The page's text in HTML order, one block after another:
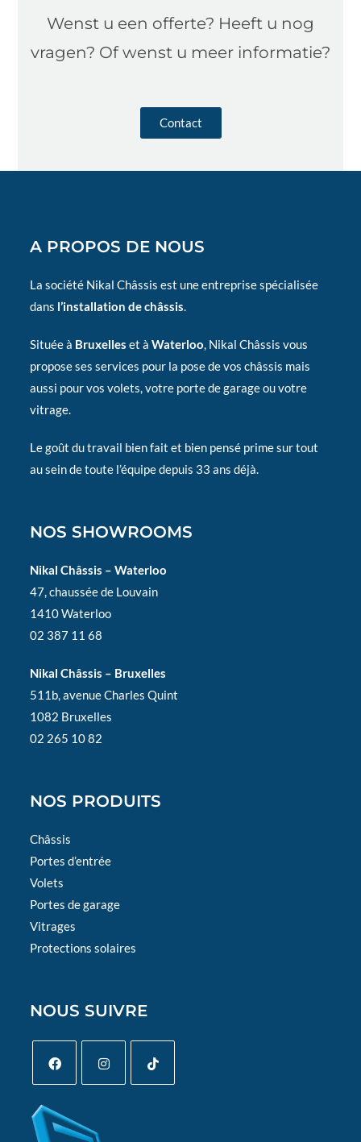
Wenst u een offerte? Heeft u nog
vragen? Of wenst u meer informatie?
Contact
A PROPOS DE NOUS
La société Nikal Châssis est une entreprise spécialisée
dans l’installation de châssis.
Située à Bruxelles et àWaterloo, Nikal Châssis vous
propose ses services pour la pose de vos châssis mais
aussi pour vos volets, votre porte de garage ou votre
vitrage.
Le goût du travail bien fait et bien pensé prime sur tout
au sein de toute l’équipe depuis 33 ans déjà.
NOS SHOWROOMS
Nikal Châssis – Waterloo
47, chaussée de Louvain
1410 Waterloo
02 387 11 68
Nikal Châssis – Bruxelles
511b, avenue Charles Quint
1082 Bruxelles
02 265 10 82
NOS PRODUITS
Châssis
Portes d’entrée
Volets
Portes de garage
Vitrages
Protections solaires
NOUS SUIVRE